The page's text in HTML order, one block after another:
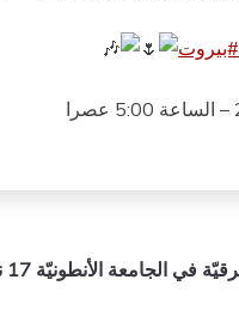
#بيروت
الأنطونيّة 17 نيسان 2024